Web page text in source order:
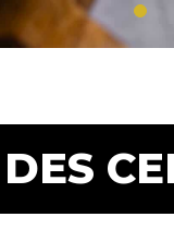
DES